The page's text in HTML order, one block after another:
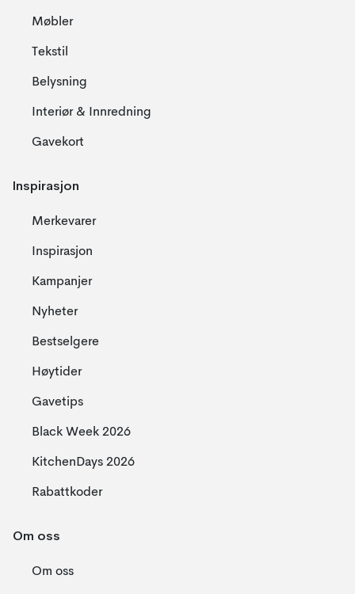
Møbler
Tekstil
Belysning
Interiør & Innredning
Gavekort
Inspirasjon
Merkevarer
Inspirasjon
Kampanjer
Nyheter
Bestselgere
Høytider
Gavetips
Black Week 2026
KitchenDays 2026
Rabattkoder
Om oss
Om oss